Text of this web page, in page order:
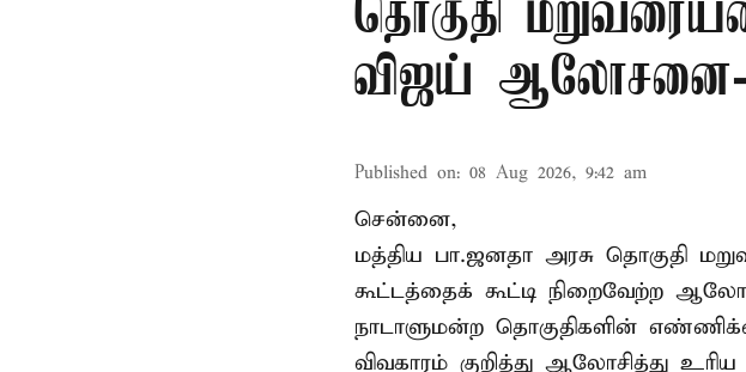
தொகுதி
விஜய் ஆலோசனை-
Published on: 08 Aug 2026, 9:42 am
சென்னை,
மத்திய பா.ஜனதா அரசு தொகுதி
கூட்டத்தைக் கூட்டி நிறைவேற்ற
நாடாளுமன்ற தொகுதிகளின்
விவகாரம் குறித்து ஆலோசித்து